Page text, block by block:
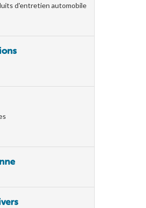
d'entretien automobile